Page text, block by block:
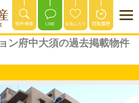
ン府中大須の過去掲載物件